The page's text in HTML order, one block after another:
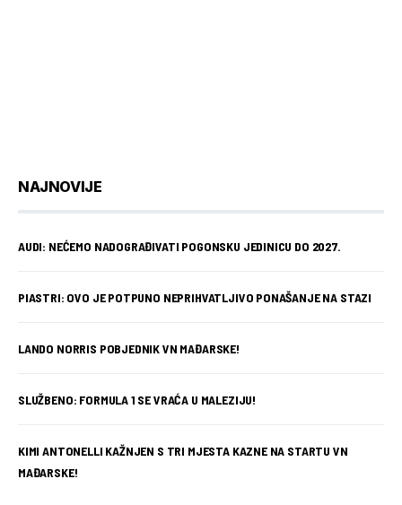
NAJNOVIJE
AUDI: NEĆEMO NADOGRAĐIVATI POGONSKU JEDINICU DO 2027.
PIASTRI: OVO JE POTPUNO NEPRIHVATLJIVO PONAŠANJE NA STAZI
LANDO NORRIS POBJEDNIK VN MAĐARSKE!
SLUŽBENO: FORMULA 1 SE VRAĆA U MALEZIJU!
KIMI ANTONELLI KAŽNJEN S TRI MJESTA KAZNE NA STARTU VN
MAĐARSKE!